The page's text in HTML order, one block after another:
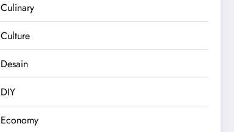
Culinary
Culture
Desain
DIY
Economy